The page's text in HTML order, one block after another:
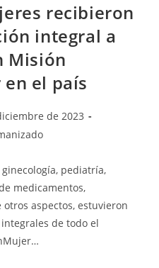
recibieron
integral a
Misión
el país
de 2023
pediatría,
medicamentos,
aspectos, estuvieron
de todo el